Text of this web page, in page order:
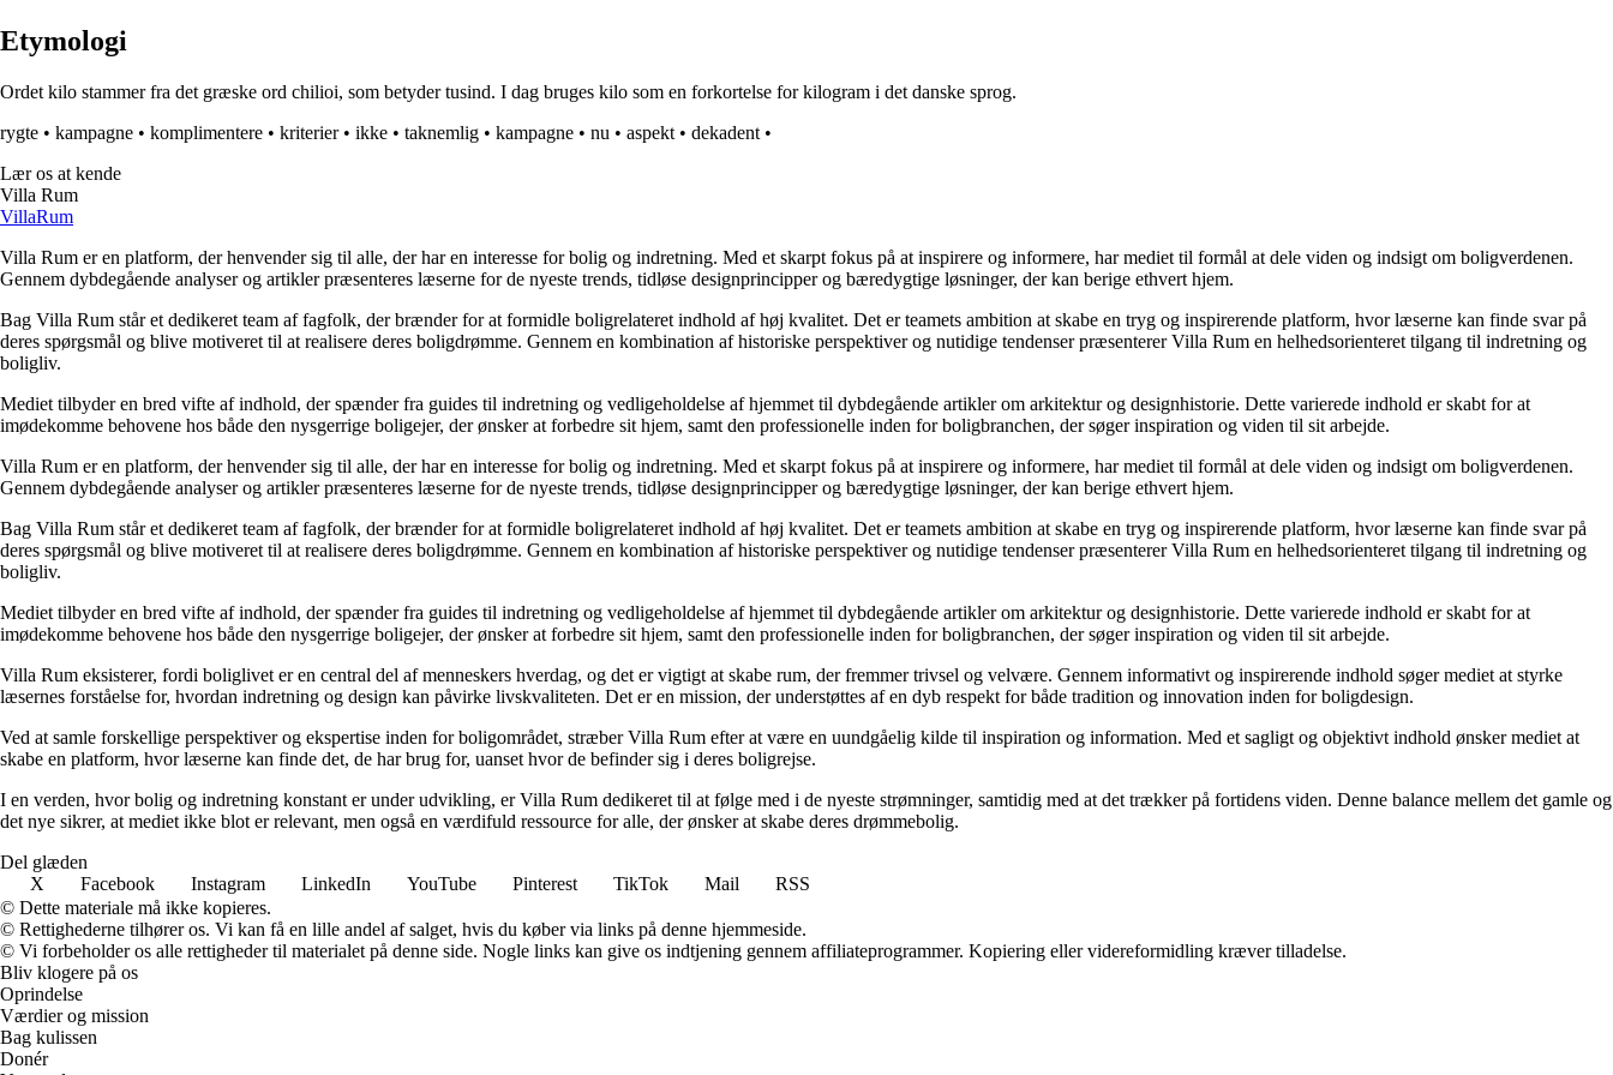
Etymologi
Ordet kilo stammer fra det græske ord chilioi, som betyder tusind. I dag bruges kilo som en forkortelse for kilogram i det danske sprog.
rygte • kampagne • komplimentere • kriterier• ikke • taknemlig • kampagne • nu • aspekt • dekadent •
Lær os at kende
Villa Rum
VillaRum
Villa Rum er en platform, der henvender sig til alle, der har en interesse for bolig og indretning. Med et skarpt fokus på at inspirere og informere, har mediet til formål at dele viden og indsigt om boligverdenen.
Gennem dybdegående analyser og artikler præsenteres læserne for de nyeste trends, tidløse designprincipper og bæredygtige løsninger, der kan berige ethvert hjem.
Bag Villa Rum står et dedikeret team af fagfolk, der brænder for at formidle boligrelateret indhold af høj kvalitet. Det er teamets ambition at skabe en tryg og inspirerende platform, hvor læserne kan finde svar på
deres spørgsmål og blive motiveret til at realisere deres boligdrømme. Gennem en kombination af historiske perspektiver og nutidige tendenser præsenterer Villa Rum en helhedsorienteret tilgang til indretning og
boligliv.
Mediet tilbyder en bred vifte af indhold, der spænder fra guides til indretning og vedligeholdelse af hjemmet til dybdegående artikler om arkitektur og designhistorie. Dette varierede indhold er skabt for at
imødekomme behovene hos både den nysgerrige boligejer, der ønsker at forbedre sit hjem, samt den professionelle inden for boligbranchen, der søger inspiration og viden til sit arbejde.
Villa Rum er en platform, der henvender sig til alle, der har en interesse for bolig og indretning. Med et skarpt fokus på at inspirere og informere, har mediet til formål at dele viden og indsigt om boligverdenen.
Gennem dybdegående analyser og artikler præsenteres læserne for de nyeste trends, tidløse designprincipper og bæredygtige løsninger, der kan berige ethvert hjem.
Bag Villa Rum står et dedikeret team af fagfolk, der brænder for at formidle boligrelateret indhold af høj kvalitet. Det er teamets ambition at skabe en tryg og inspirerende platform, hvor læserne kan finde svar på
deres spørgsmål og blive motiveret til at realisere deres boligdrømme. Gennem en kombination af historiske perspektiver og nutidige tendenser præsenterer Villa Rum en helhedsorienteret tilgang til indretning og
boligliv.
Mediet tilbyder en bred vifte af indhold, der spænder fra guides til indretning og vedligeholdelse af hjemmet til dybdegående artikler om arkitektur og designhistorie. Dette varierede indhold er skabt for at
imødekomme behovene hos både den nysgerrige boligejer, der ønsker at forbedre sit hjem, samt den professionelle inden for boligbranchen, der søger inspiration og viden til sit arbejde.
Villa Rum eksisterer, fordi boliglivet er en central del af menneskers hverdag, og det er vigtigt at skabe rum, der fremmer trivsel og velvære. Gennem informativt og inspirerende indhold søger mediet at styrke
læsernes forståelse for, hvordan indretning og design kan påvirke livskvaliteten. Det er en mission, der understøttes af en dyb respekt for både tradition og innovation inden for boligdesign.
Ved at samle forskellige perspektiver og ekspertise inden for boligområdet, stræber Villa Rum efter at være en uundgåelig kilde til inspiration og information. Med et sagligt og objektivt indhold ønsker mediet at
skabe en platform, hvor læserne kan finde det, de har brug for, uanset hvor de befinder sig i deres boligrejse.
I en verden, hvor bolig og indretning konstant er under udvikling, er Villa Rum dedikeret til at følge med i de nyeste strømninger, samtidig med at det trækker på fortidens viden. Denne balance mellem det gamle og
det nye sikrer, at mediet ikke blot er relevant, men også en værdifuld ressource for alle, der ønsker at skabe deres drømmebolig.
Del glæden
X
Facebook Instagram LinkedIn YouTube Pinterest TikTok Mail
RSS
© Dette materiale må ikke kopieres.
© Rettighederne tilhører os. Vi kan få en lille andel af salget, hvis du køber via links på denne hjemmeside.
© Vi forbeholder os alle rettigheder til materialet på denne side. Nogle links kan give os indtjening gennem affiliateprogrammer. Kopiering eller videreformidling kræver tilladelse.
Bliv klogere på os
Oprindelse
Værdier og mission
Bag kulissen
Donér